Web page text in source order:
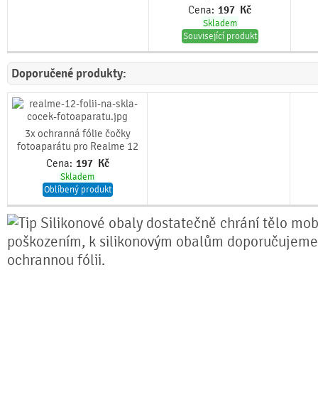
Cena: 197 Kč
Skladem
Související produkt
Doporučené produkty:
3x ochranná fólie čočky
fotoaparátu pro Realme 12
Cena: 197 Kč
Skladem
Oblíbený produkt
Silikonové obaly dostatečně chrání tělo
poškozením, k silikonovým obalům
ochrannou fólii.